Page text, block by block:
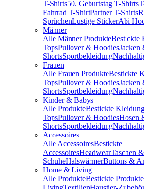
T-Shirts50. Geburtstag T-Shirts
Fahrrad T-ShirtPartner T-Shirts
SprüchenLustige StickerAbi
Männer
Alle Männer ProdukteBestickte
TopsPullover & HoodiesJacken
ShortsSportbekleidung
Frauen
Alle Frauen ProdukteBestickte
TopsPullover & HoodiesJacken
ShortsSportbekleidung
Kinder & Babys
Alle ProdukteBestickte Kleidung
TopsPullover & HoodiesHosen
ShortsSportbekleidung
Accessoires
Alle AccessoiresBestickte
AccessoiresHeadwearTaschen
SchuheHalswärmerButtons &
Home & Living
Alle ProdukteBestickte Produkte
LivingTextilienHaustier-Zubehör